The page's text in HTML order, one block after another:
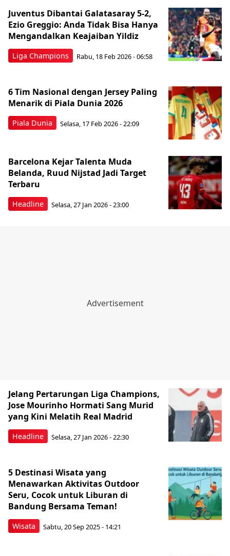
Liga Champions
Juventus Dibantai Galatasaray 5-2,
Ezio Greggio: Anda Tidak Bisa Hanya
Mengandalkan Keajaiban Yildiz
Rabu, 18 Feb 2026 - 06:58
Piala Dunia
6 Tim Nasional dengan Jersey Paling
Menarik di Piala Dunia 2026
Selasa, 17 Feb 2026 - 22:09
Headline
Barcelona Kejar Talenta Muda
Belanda, Ruud Nijstad Jadi Target
Terbaru
Selasa, 27 Jan 2026 - 23:00
Headline
Jelang Pertarungan Liga Champions,
Jose Mourinho Hormati Sang Murid
yang Kini Melatih Real Madrid
Selasa, 27 Jan 2026 - 22:30
Wisata
5 Destinasi Wisata yang
Menawarkan Aktivitas Outdoor
Seru, Cocok untuk Liburan di
Bandung Bersama Teman!
Sabtu, 20 Sep 2025 - 14:21